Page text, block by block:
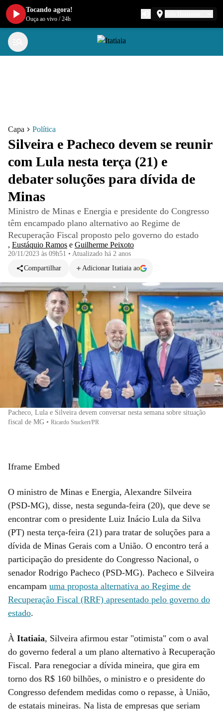
Capa Política
Silveira e Pacheco devem se reunir
com Lula nesta terça (21) e
debater soluções para dívida de
Minas
Ministro de Minas e Energia e presidente do Congresso
têm encampado plano alternativo ao Regime de
Recuperação Fiscal proposto pelo governo do estado
, Eustáquio Ramos e Guilherme Peixoto
20/11/2023 às 09h51 • Atualizado há 2 anos
Compartilhar
Adicionar Itatiaia ao
Pacheco, Lula e Silveira devem conversar nesta semana sobre situação
fiscal de MG • Ricardo Stuckert/PR
Iframe Embed
O ministro de Minas e Energia, Alexandre Silveira
(PSD-MG), disse, nesta segunda-feira (20), que deve se
encontrar com o presidente Luiz Inácio Lula da Silva
(PT) nesta terça-feira (21) para tratar de soluções para a
dívida de Minas Gerais com a União. O encontro terá a
participação do presidente do Congresso Nacional, o
senador Rodrigo Pacheco (PSD-MG). Pacheco e Silveira
encampam uma proposta alternativa ao Regime de
Recuperação Fiscal (RRF) apresentado pelo governo do
estado.
À Itatiaia, Silveira afirmou estar "otimista" com o aval
do governo federal a um plano alternativo à Recuperação
Fiscal. Para renegociar a dívida mineira, que gira em
torno dos R$ 160 bilhões, o ministro e o presidente do
Congresso defendem medidas como o repasse, à União,
de estatais mineiras. Na lista de empresas que seriam
Tocando agora!
Ouça ao vivo /24h